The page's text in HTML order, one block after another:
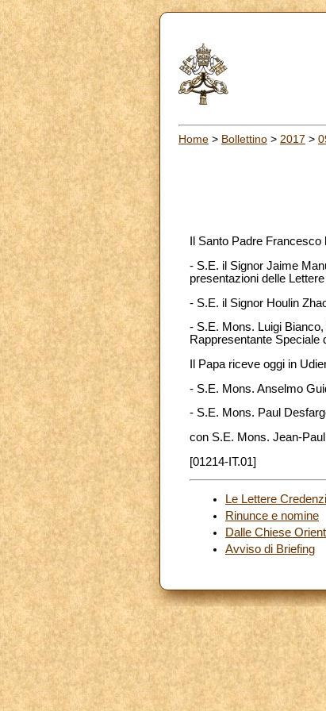
Home > Bollettino > 2017 >
Il Santo Padre
- S.E. il Signor Jaime
presentazioni delle
- S.E. il Signor Houlin
- S.E. Mons. Luigi
Rappresentante Speciale
Il Papa riceve oggi in
- S.E. Mons. Anselmo
- S.E. Mons. Paul
con S.E. Mons. Jean-
[01214-IT.01]
Le Lettere
Rinunce e nomine
Dalle Chiese
Avviso di Briefing